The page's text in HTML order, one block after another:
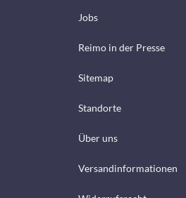
Jobs
Reimo in der Presse
Sitemap
Standorte
Über uns
Versandinformationen